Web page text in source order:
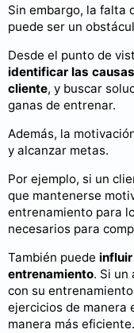
Sin embargo, la falta
puede ser un
Desde el punto de
identificar las
cliente, y buscar
ganas de entrenar.
Además, la
y alcanzar metas.
Por ejemplo, si un
que mantenerse
entrenamiento para
necesarios para
También puede
entrenamiento. Si
con su
ejercicios de manera
manera más eficiente.